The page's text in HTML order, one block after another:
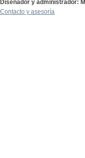
Diseñador y administrador:
Contacto y asesoría